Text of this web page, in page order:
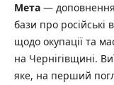
Мета— доповнення
бази про російські
щодо окупації та
на Чернігівщині.
яке, на перший